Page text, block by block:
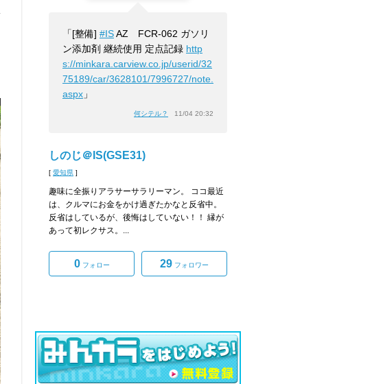
「[整備] #ISAZ FCR-062 ガソリ
ン添加剤 継続使用 定点記録 http
s://minkara.carview.co.jp/userid/32
75189/car/3628101/7996727/note.
aspx 」
何シテル？ 11/04 20:32
しのじ＠IS(GSE31)
[ 愛知県 ]
趣味に全振りアラサーサラリーマン。 ココ最近
は、クルマにお金をかけ過ぎたかなと反省中。
反省はしているが、後悔はしていない！！ 縁が
あって初レクサス。...
0フォロー 29 フォロワー